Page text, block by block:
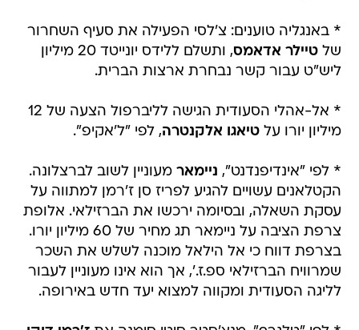
* באנגליה טוענים: צ'לסי הפעילה את סעיף השחרור
שלטיילר אדאמס
, ותשלם ללידס יונייטד 20 מיליון
ליש"ט עבור קשר נבחרת ארצות הברית.
* אל-אהלי הסעודית הגישה לליברפול הצעה של 12
מיליון יורו עלטיאגו אלקנטרה, לפי "ל'אקיפ".
* לפי "אינדיפנדנט", ניימאר מעוניין לשוב לברצלונה.
הקטלאנים עשויים להגיע לפריז סן ז'רמן למתווה על
עסקת השאלה, ובסיומה ירכשו את הברזילאי. אלופת
צרפת הציבה על ניימאר תג מחיר של 60 מיליון יורו.
בצרפת דווח כי אל הילאל מוכנה לשלש את השכר
שמרוויח הברזילאי ספ.ז.', אך הוא אינו מעוניין לעבור
לליגה הסעודית ומקווה למצוא יעד חדש באירופה.